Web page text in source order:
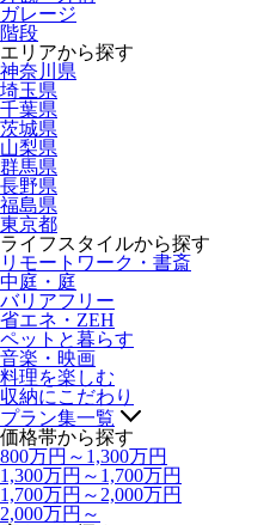
ガレージ
階段
エリアから探す
神奈川県
埼玉県
千葉県
茨城県
山梨県
群馬県
長野県
福島県
東京都
ライフスタイルから探す
リモートワーク・書斎
中庭・庭
バリアフリー
省エネ・ZEH
ペットと暮らす
音楽・映画
料理を楽しむ
収納にこだわり
プラン集一覧
価格帯から探す
800万円～1,300万円
1,300万円～1,700万円
1,700万円～2,000万円
2,000万円～